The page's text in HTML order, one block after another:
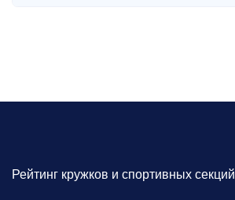
Рейтинг кружков и спортивных секций